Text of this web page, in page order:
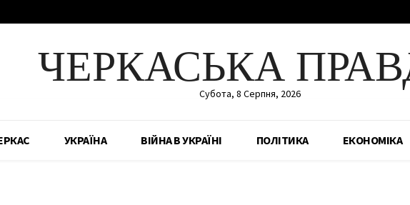
ЧЕРКАСЬКА
Субота, 8 Серпня, 2026
УКРАЇНА ВІЙНА В УКРАЇНІ ПОЛІТИКА ЕКОНОМІКА